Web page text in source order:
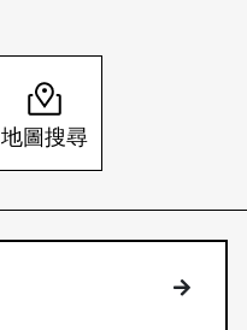
登入/註冊
地圖搜尋
下個月